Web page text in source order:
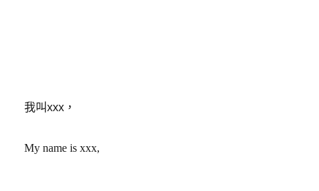
我叫xxx，
My name is xxx,